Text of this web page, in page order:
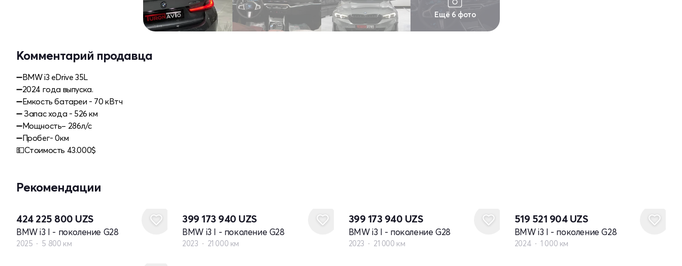
Ещё 6 фото
Комментарий продавца
➖BMW i3 eDrive 35L
➖2024 года выпуска.
➖Емкость батареи - 70 кВтч
➖ Запас хода - 526 км
➖Мощность– 286л/с
➖Пробег- 0км
💵Стоимость 43.000$
Рекомендации
424 225 800 UZS
BMW i3 I - поколение G28
2025 5 800 км
399 173 940 UZS
BMW i3 I - поколение G28
2023 21 000 км
399 173 940 UZS
BMW i3 I - поколение G28
2023 21 000 км
519 521 904 UZS
BMW i3 I - поколение G28
2024 1 000 км